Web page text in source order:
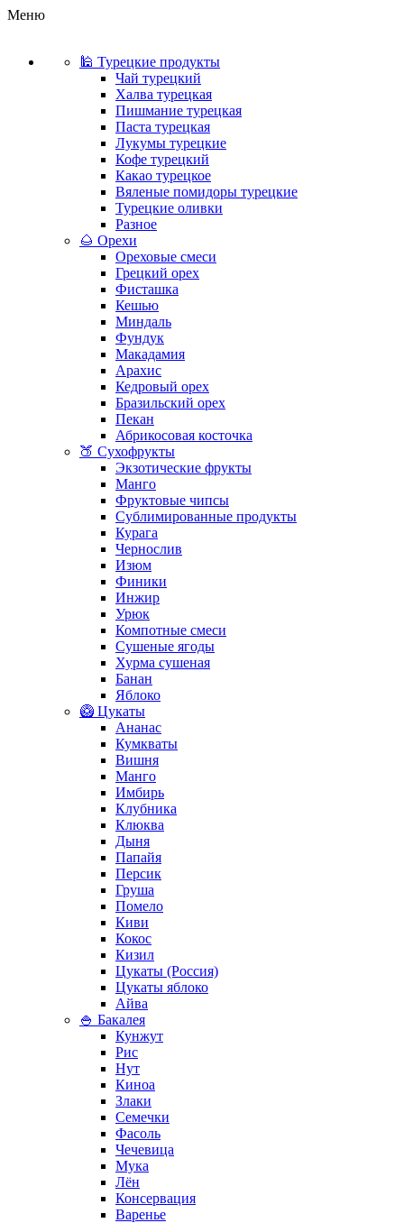
Меню
🕌 Турецкие продукты
Чай турецкий
Халва турецкая
Пишмание турецкая
Паста турецкая
Лукумы турецкие
Кофе турецкий
Какао турецкое
Вяленые помидоры турецкие
Турецкие оливки
Разное
🌰 Орехи
Ореховые смеси
Грецкий орех
Фисташка
Кешью
Миндаль
Фундук
Макадамия
Арахис
Кедровый орех
Бразильский орех
Пекан
Абрикосовая косточка
🍑 Сухофрукты
Экзотические фрукты
Манго
Фруктовые чипсы
Сублимированные продукты
Курага
Чернослив
Изюм
Финики
Инжир
Урюк
Компотные смеси
Сушеные ягоды
Хурма сушеная
Банан
Яблоко
🥝 Цукаты
Ананас
Кумкваты
Вишня
Манго
Имбирь
Клубника
Клюква
Дыня
Папайя
Персик
Груша
Помело
Киви
Кокос
Кизил
Цукаты (Россия)
Цукаты яблоко
Айва
🍚 Бакалея
Кунжут
Рис
Нут
Киноа
Злаки
Семечки
Фасоль
Чечевица
Мука
Лён
Консервация
Варенье